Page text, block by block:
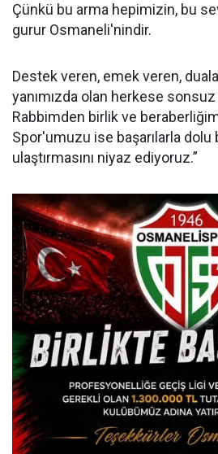
Çünkü bu arma hepimizin, bu
gurur Osmaneli'nindir.
Destek veren, emek veren,
yanımızda olan herkese
Rabbimden birlik ve
Spor'umuzu ise başarılarla dolu
ulaştırmasını niyaz ediyoruz.”